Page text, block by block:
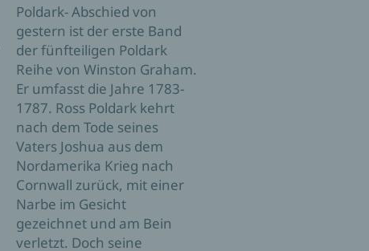
Poldark- Abschied von
gestern ist der erste Band
der fünfteiligen Poldark
Reihe von Winston Graham.
Er umfasst die Jahre 1783-
1787. Ross Poldark kehrt
nach dem Tode seines
Vaters Joshua aus dem
Nordamerika Krieg nach
Cornwall zurück, mit einer
Narbe im Gesicht
gezeichnet und am Bein
verletzt. Doch seine